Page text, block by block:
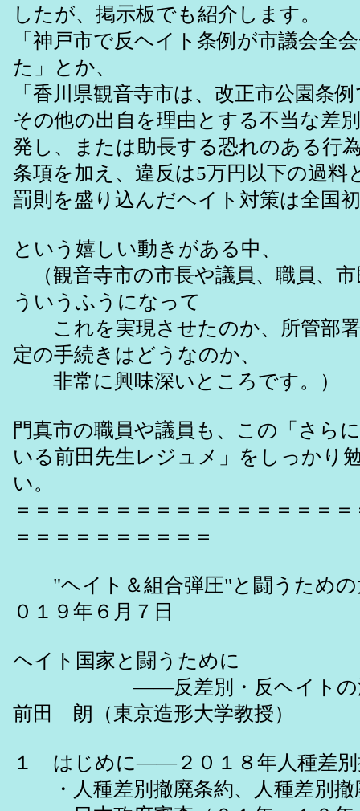
したが、掲示板でも紹介します。
「神戸市で反ヘイト条例が市議会全
た」とか、
「香川県観音寺市は、改正市公園条
その他の出自を理由とする不当な差
発し、または助長する恐れのある行
条項を加え、違反は5万円以下の過料
罰則を盛り込んだヘイト対策は全国
という嬉しい動きがある中、
（観音寺市の市長や議員、職員、
ういうふうになって
これを実現させたのか、所管部署
定の手続きはどうなのか、
非常に興味深いところです。）
門真市の職員や議員も、この「さら
いる前田先生レジュメ」をしっかり
い。
＝＝＝＝＝＝＝＝＝＝＝＝＝＝＝＝
＝＝＝＝＝＝＝＝＝＝
"ヘイト＆組合弾圧"と闘うため
０１９年６月７日
ヘイト国家と闘うために
――反差別・反ヘイトの
前田 朗（東京造形大学教授）
１ はじめに――２０１８年人種差別
・人種差別撤廃条約、人種差別撤